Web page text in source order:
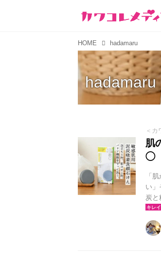
HOME hadamaru
hadamaru
＜カ
肌
◯
「
い」
炭と
方